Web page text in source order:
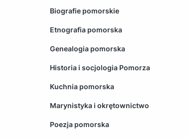
Biografie pomorskie
Etnografia pomorska
Genealogia pomorska
Historia i socjologia Pomorza
Kuchnia pomorska
Marynistyka i okrętownictwo
Poezja pomorska